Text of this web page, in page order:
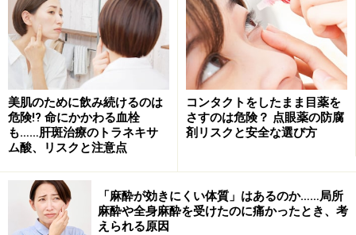
美肌のために飲み続けるのは
危険!? 命にかかわる血栓
も……肝斑治療のトラネキサ
ム酸、リスクと注意点
コンタクトをしたまま目薬を
さすのは危険？ 点眼薬の防腐
剤リスクと安全な選び方
「麻酔が効きにくい体質」はあるのか……局所
麻酔や全身麻酔を受けたのに痛かったとき、考
えられる原因